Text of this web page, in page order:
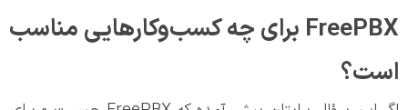
FreePBX برای چه کسب‌وکارهایی مناسب
است؟